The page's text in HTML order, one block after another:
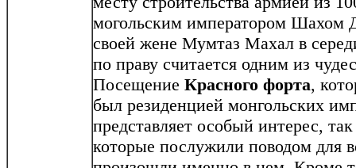
могольским императором Шахом
своей жене Мумтаз Махал в
по праву считается одним из
Посещение Красного форта,
был резиденцией монгольских
представляет особый интерес,
которые послужили поводом для